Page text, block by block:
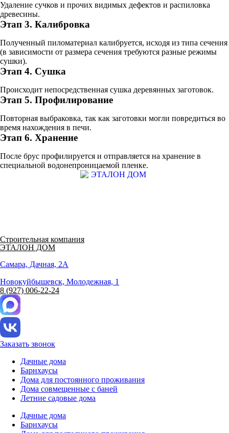
Удаление сучков и прочих видимых дефектов и распиловка
древесины.
Этап 3. Калибровка
Полученный пиломатериал калибруется, исходя из типа сечения
(в зависимости от размера сечения требуются разные режимы
сушки).
Этап 4. Сушка
Происходит непосредственная сушка деревянных заготовок.
Этап 5. Профилирование
Повторная выбраковка, так как заготовки могли повредиться во
время нахождения в печи.
Этап 6. Хранение
После брус профилируется и отправляется на хранение в
специальной водонепроницаемой пленке.
Строительная компания
ЭТАЛОН ДОМ
Самара, Дачная, 2А
Новокуйбышевск, Молодежная, 1
8 (927) 006-22-24
Заказать звонок
Дачные дома
Барнхаусы
Дома для постоянного проживания
Дома совмещенные с баней
Летние садовые дома
Дачные дома
Барнхаусы